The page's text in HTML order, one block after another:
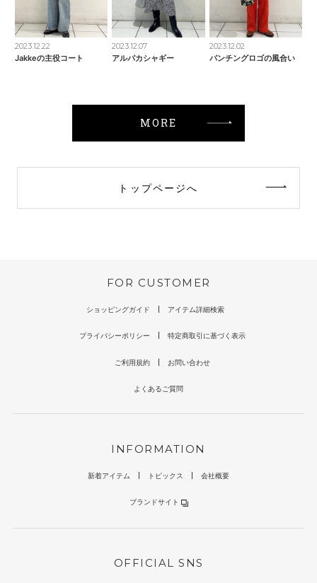
2023.12.22
Jakkeの主役コート
2023.12.07
アルパカシャギー
2023.12.02
パンチングロゴの風合い
MORE
トップページへ
FOR CUSTOMER
ショッピングガイド アイテム詳細検索
プライバシーポリシー 特定商取引に基づく表示
ご利用規約 お問い合わせ
よくあるご質問
INFORMATION
新着アイテム トピックス 会社概要
ブランドサイト
OFFICIAL SNS